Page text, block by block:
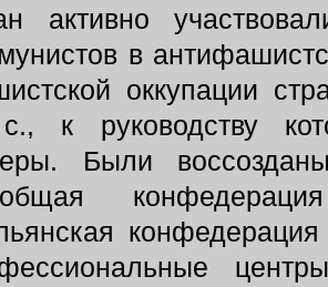
активно
в
оккупации
к руководству
Были